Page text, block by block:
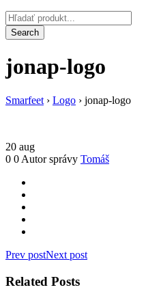
jonap-logo
Smarfeet › Logo › jonap-logo
20 aug
0 0 Autor správy Tomáš
Prev postNext post
Related Posts